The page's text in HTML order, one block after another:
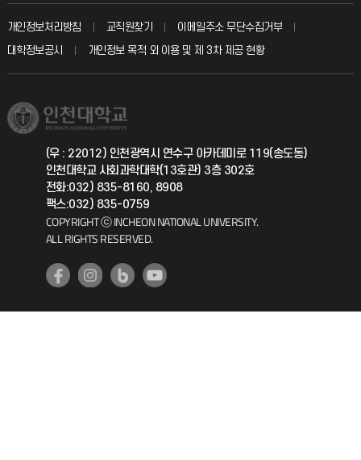
입학안내
취업정보(학생)
칭찬마당
학생서비스 지킴이
총동문회
교수회
교육혁신본부
국제지원과
공자아카데미
기초교육원
개인정보처리방침 교직원찾기
이메일주소 무단수집거부
대학정보공시
개인정보 목적 외 이용 및 제 3차 제공 현황
(우 : 22012) 인천광역시 연수구 아카데미로 119(송도동)
인천대학교 사회과학대학(13호관) 3층 302호
전화:032) 835-8160, 8908
팩스:032) 835-0759
COPYRIGHT ⓒ INCHEON NATIONAL UNIVERSITY.
ALL RIGHTS RESERVED.